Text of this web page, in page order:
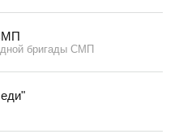
бригады СМП